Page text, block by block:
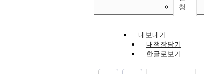
청
내보내기
내책장담기
한글로보기